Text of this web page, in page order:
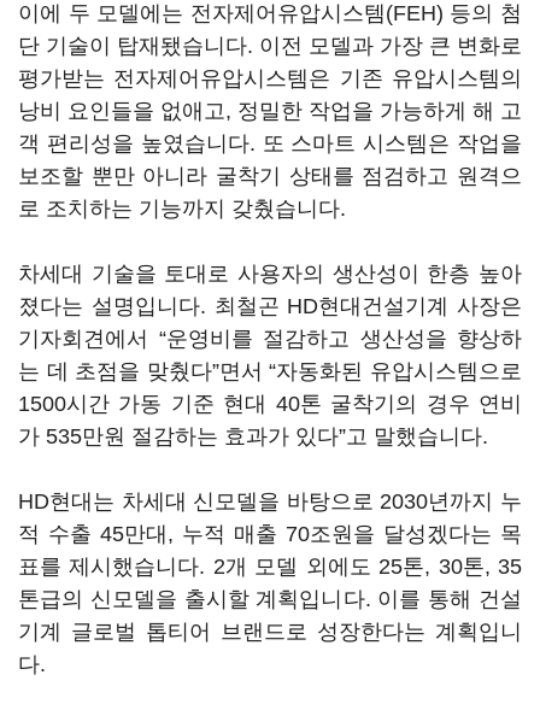
이에 두 모델에는 전자제어유압시스템(FEH) 등의 첨
단 기술이 탑재됐습니다. 이전 모델과 가장 큰 변화로
평가받는 전자제어유압시스템은 기존 유압시스템의
낭비 요인들을 없애고, 정밀한 작업을 가능하게 해 고
객 편리성을 높였습니다. 또 스마트 시스템은 작업을
보조할 뿐만 아니라 굴착기 상태를 점검하고 원격으
로 조치하는 기능까지 갖췄습니다.
차세대 기술을 토대로 사용자의 생산성이 한층 높아
졌다는 설명입니다. 최철곤 HD현대건설기계 사장은
기자회견에서 “운영비를 절감하고 생산성을 향상하
는 데 초점을 맞췄다”면서 “자동화된 유압시스템으로
1500시간 가동 기준 현대 40톤 굴착기의 경우 연비
가 535만원 절감하는 효과가 있다”고 말했습니다.
HD현대는 차세대 신모델을 바탕으로 2030년까지 누
적 수출 45만대, 누적 매출 70조원을 달성겠다는 목
표를 제시했습니다. 2개 모델 외에도 25톤, 30톤, 35
톤급의 신모델을 출시할 계획입니다. 이를 통해 건설
기계 글로벌 톱티어 브랜드로 성장한다는 계획입니
다.